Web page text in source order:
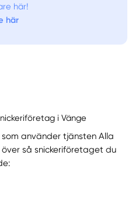
här!
här
i Vänge
använder tjänsten Alla
så snickeriföretaget du